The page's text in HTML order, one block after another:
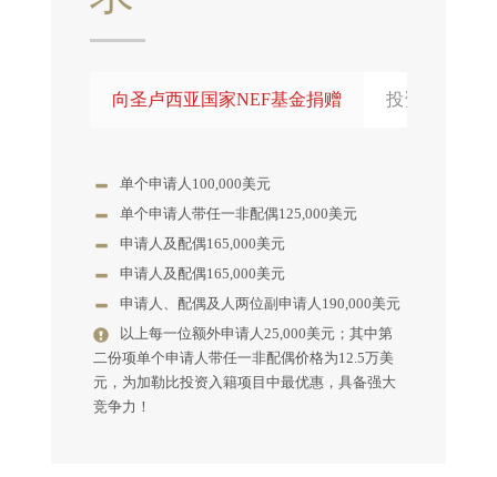
向圣卢西亚国家NEF基金捐赠 投资经批准
单个申请人100,000美元
单个申请人带任一非配偶125,000美元
申请人及配偶165,000美元
申请人及配偶165,000美元
申请人、配偶及人两位副申请人190,000美元
以上每一位额外申请人25,000美元；其中第
二份项单个申请人带任一非配偶价格为12.5万美
元，为加勒比投资入籍项目中最优惠，具备强大
竞争力！